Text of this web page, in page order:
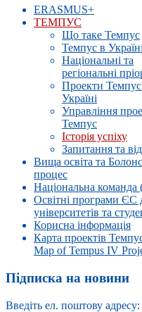
ERASMUS+
ТЕМПУС
Що таке Темпус
Темпус в Україні
Національні та
регіональні
Проекти
Україні
Управлiння
Темпус
Історія успіху
Запитання та
Вища освіта та
процес
Національна команда
Освітні програми ЄС
університетів та
Корисна інформація
Карта проектів
Map of Tempus IV
Підписка на новини
Введіть ел. поштову адресу: